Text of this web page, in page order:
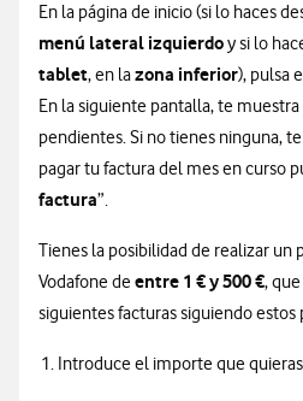
En la página de inicio (si lo haces
menú lateral izquierdoy si lo
tablet, en lazona inferior), pulsa
En la siguiente pantalla, te
pendientes. Si no tienes ninguna,
pagar tu factura del mes en curso
factura”.
Tienes la posibilidad de realizar un
Vodafone deentre 1 € y 500 €,
siguientes facturas siguiendo estos
Introduce el importe que quieras